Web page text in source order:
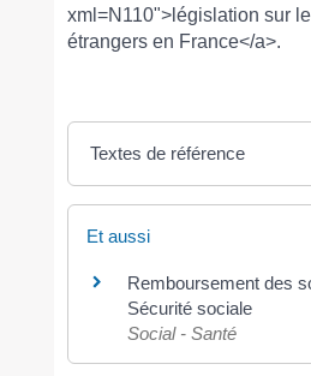
xml=N110">législation sur
étrangers en France</a>.
Textes de référence
Et aussi
Remboursement des
Sécurité sociale
Social - Santé